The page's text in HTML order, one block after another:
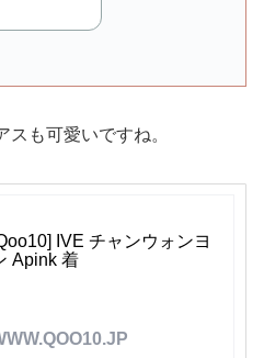
も可愛いですね。
IVE チャンウォンヨ
Apink 着